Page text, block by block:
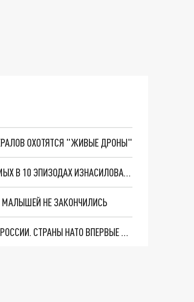
ОХОТЯТСЯ "ЖИВЫЕ ДРОНЫ"
В ЕКАТЕРИНБУРГЕ СУДЯТ УЧЕНИКОВ СПЕЦШКОЛЫ, ОБВИНЯЕМЫХ В 10 ЭПИЗОДАХ ИЗНАСИЛОВАНИЙ
НЕ ЗАКОНЧИЛИСЬ
"ОЧЕНЬ ПЛОХИЕ НОВОСТИ": БОЛЬШАЯ ОШИБКА PALANTIR В РОССИИ. СТРАНЫ НАТО ВПЕРВЫЕ ЗА СВО ОСТАНОВИЛИ ПОСТАВКИ ОРУЖИЯ. ВСУ ТЕРЯЮТ ПРИГРАНИЧЬЕ?